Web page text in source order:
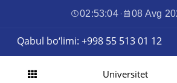
02:53:05 · 08 Avg
Qabul bo‘limi: +998 55 513 01 12
Universitet